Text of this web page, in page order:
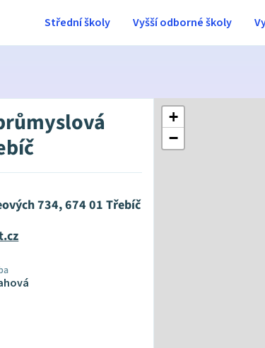
Střední školy Vyšší odborné školy
734, 674 01 Třebíč
+
−